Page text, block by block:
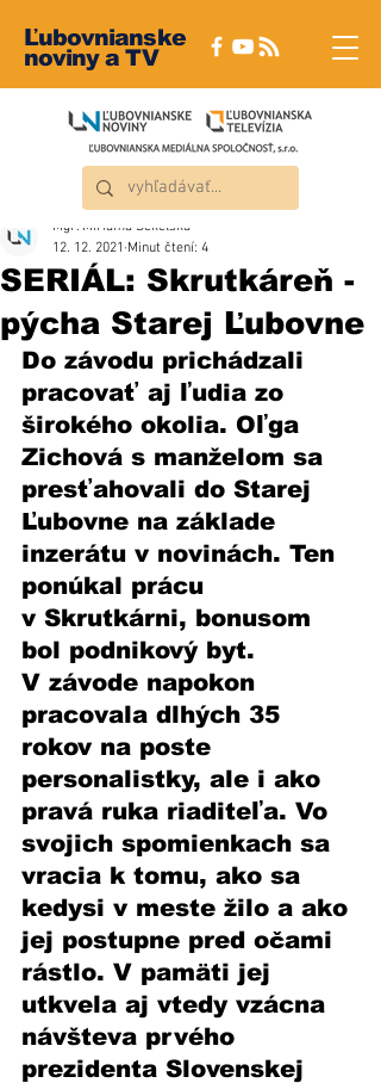
Ľubovnianske
noviny a TV
SERIÁL: Skrutkáreň -
pýcha Starej Ľubovne
Mgr. Miriama Sekelská
12. 12. 2021 Minut čtení: 4
Do závodu prichádzali
pracovať aj ľudia zo
širokého okolia. Oľga
Zichová s manželom sa
presťahovali do Starej
Ľubovne na základe
inzerátu v novinách. Ten
ponúkal prácu
v Skrutkárni, bonusom
bol podnikový byt.
V závode napokon
pracovala dlhých 35
rokov na poste
personalistky, ale i ako
pravá ruka riaditeľa. Vo
svojich spomienkach sa
vracia k tomu, ako sa
kedysi v meste žilo a ako
jej postupne pred očami
rástlo. V pamäti jej
utkvela aj vtedy vzácna
návšteva prvého
prezidenta Slovenskej